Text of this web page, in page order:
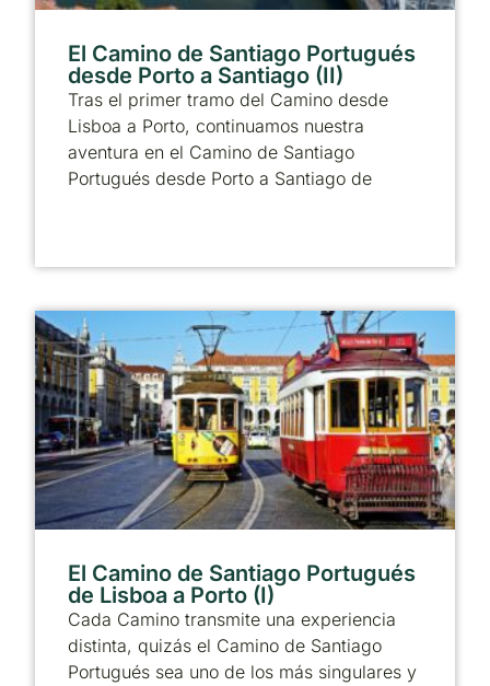
El Camino de Santiago Portugués
desde Porto a Santiago (II)
Tras el primer tramo del Camino desde
Lisboa a Porto, continuamos nuestra
aventura en el Camino de Santiago
Portugués desde Porto a Santiago de
El Camino de Santiago Portugués
de Lisboa a Porto (I)
Cada Camino transmite una experiencia
distinta, quizás el Camino de Santiago
Portugués sea uno de los más singulares y